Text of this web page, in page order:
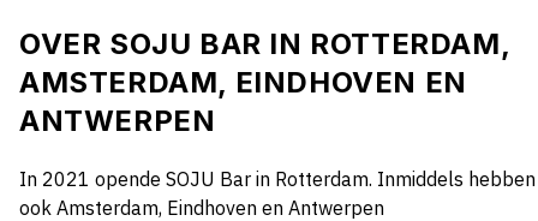
OVER SOJU BAR IN ROTTERDAM,
AMSTERDAM, EINDHOVEN EN
ANTWERPEN
In 2021 opende SOJU Bar in Rotterdam. Inmiddels hebben
ook Amsterdam, Eindhoven en Antwerpen